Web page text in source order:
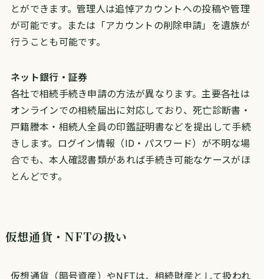
とができます。管理人は追悼アカウントへの投稿や管理
が可能です。または「アカウントの削除申請」を遺族が
行うことも可能です。
ネット銀行・証券
各社で相続手続き申請の方法が異なります。主要各社は
オンラインでの相続届出に対応しており、死亡診断書・
戸籍謄本・相続人全員の印鑑証明書などを提出して手続
きします。ログイン情報（ID・パスワード）が不明な場
合でも、本人確認書類があれば手続き可能なケースがほ
とんどです。
仮想通貨・NFTの扱い
仮想通貨（暗号資産）やNFTは、相続財産として扱われ